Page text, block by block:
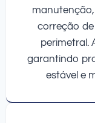
correção
perimetral.
garantindo
estável e